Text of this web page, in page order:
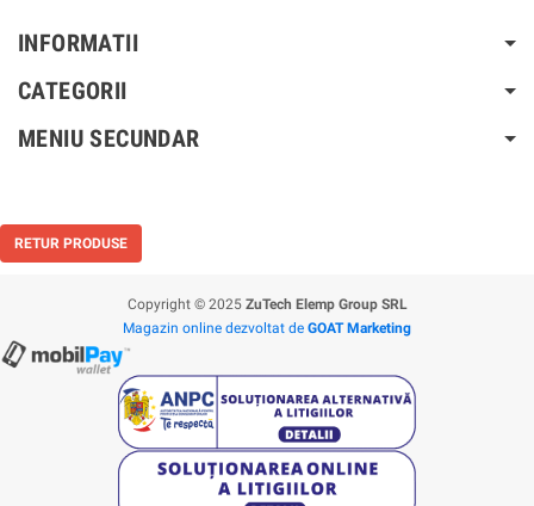
INFORMATII
CATEGORII
MENIU SECUNDAR
RETUR PRODUSE
Copyright © 2025 ZuTech Elemp Group SRL
Magazin online dezvoltat de GOAT Marketing